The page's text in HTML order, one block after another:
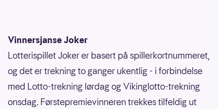
Vinnersjanse Joker
Lotterispillet Joker er basert på spillerkortnummeret,
og det er trekning to ganger ukentlig - i forbindelse
med Lotto-trekning lørdag og Vikinglotto-trekning
onsdag. Førstepremievinneren trekkes tilfeldig ut